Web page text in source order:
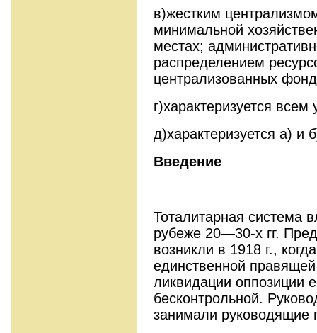
в)жестким
минимальной
местах;
распределением
централизованных
г)характеризуется
д)характеризуется а) и
Введение
Тоталитарная система
рубеже 20—30-х гг.
возникли в 1918 г.,
единственной
ликвидации оппозиции
бесконтрольной.
занимали руководящие